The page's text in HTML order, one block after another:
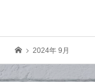
2024年 9月